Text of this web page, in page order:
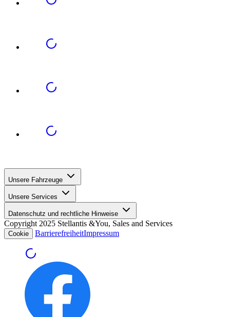
Unsere Fahrzeuge
Unsere Services
Datenschutz und rechtliche Hinweise
Copyright 2025 Stellantis &You, Sales and Services
Cookie BarrierefreiheitImpressum